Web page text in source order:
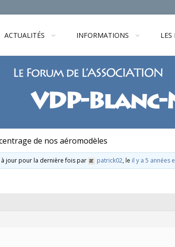
ACTUALITÉS INFORMATIONS LES
de nos aéromodèles
à jour pour la dernière fois par patrick02, le il y a 5 années